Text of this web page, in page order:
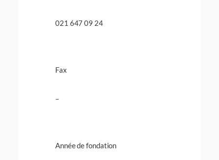
021 647 09 24
Fax
–
Année de fondation